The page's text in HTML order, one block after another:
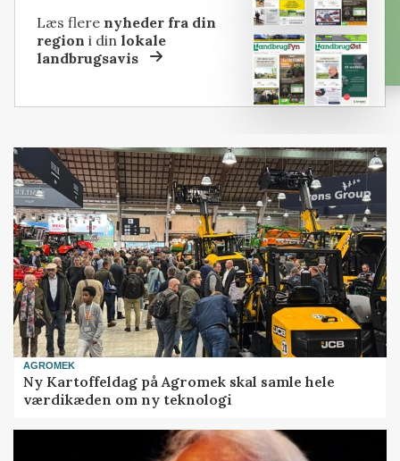
Læs flere nyheder fra din
region i dinlokale
landbrugsavis
AGROMEK
Ny Kartoffeldag på Agromek skal samle hele
værdikæden om ny teknologi